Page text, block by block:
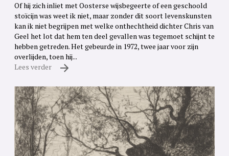
Of hij zich inliet met Oosterse wijsbegeerte of een geschoold
stoïcijn was weet ik niet, maar zonder dit soort levenskunsten
kan ik niet begrijpen met welke onthechtheid dichter Chris van
Geel het lot dat hem ten deel gevallen was tegemoet schijnt te
hebben getreden. Het gebeurde in 1972, twee jaar voor zijn
overlijden, toen hij...
Lees verder